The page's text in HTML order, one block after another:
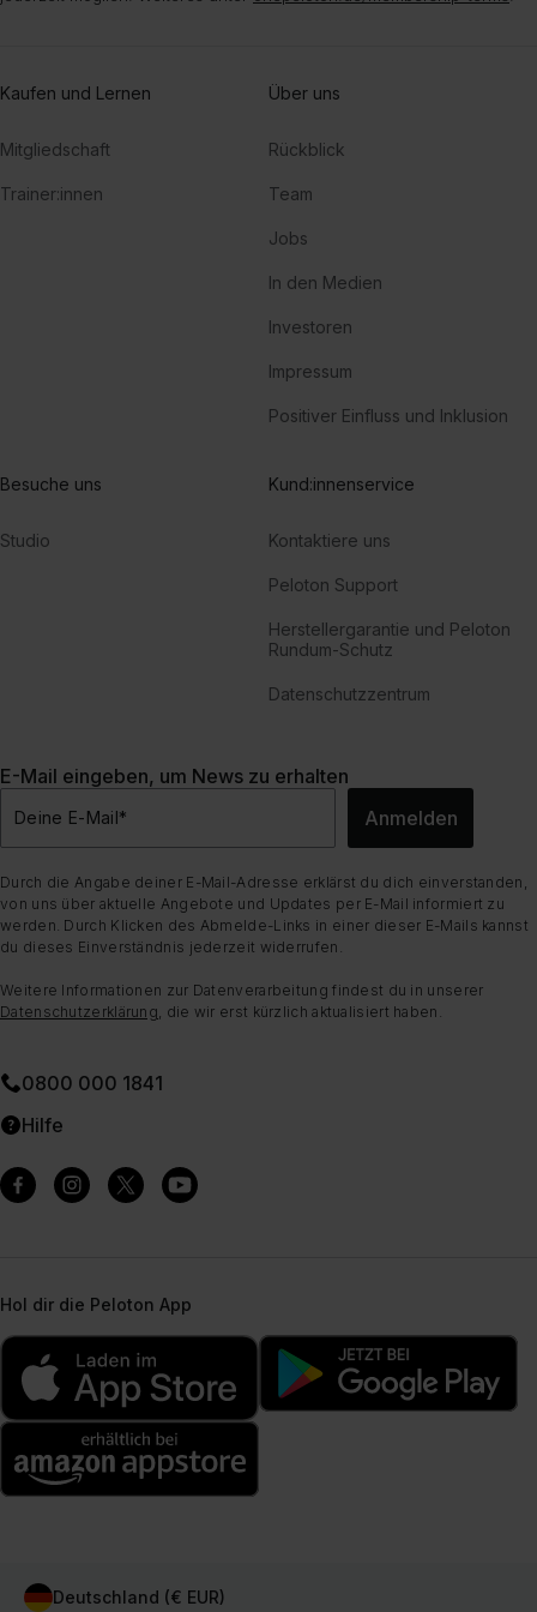
Kaufen und Lernen
Mitgliedschaft
Trainer:innen
Über uns
Rückblick
Team
Jobs
In den Medien
Investoren
Impressum
Positiver Einfluss und Inklusion
Besuche uns
Studio
Kund:innenservice
Kontaktiere uns
Peloton Support
Herstellergarantie und Peloton
Rundum-Schutz
Datenschutzzentrum
E-Mail eingeben, um News zu erhalten
Deine E-Mail* Anmelden
Durch die Angabe deiner E-Mail-Adresse erklärst du dich einverstanden,
von uns über aktuelle Angebote und Updates per E-Mail informiert zu
werden. Durch Klicken des Abmelde-Links in einer dieser E-Mails kannst
du dieses Einverständnis jederzeit widerrufen.
Weitere Informationen zur Datenverarbeitung findest du in unserer
Datenschutzerklärung , die wir erst kürzlich aktualisiert haben.
0800 000 1841
Hilfe
Hol dir die Peloton App
Deutschland (€ EUR)